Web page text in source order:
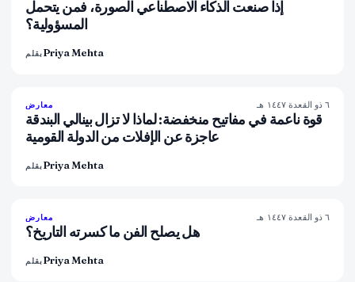
إذا صنعت الذكاء الاصطناعي الصورة، فمن يتحمل
المسؤولية؟
بقلمPriya Mehta
78% 88 معارض ٦ ذو القعدة ١٤٤٧ هـ
قوة ناعمة في مفاتيح منخفضة: لماذا لا تزال بينالي البندقة
عاجزة عن الإفلات من الدولة القومية
بقلمPriya Mehta
79% 56 معارض ٦ ذو القعدة ١٤٤٧ هـ
هل يصلح الفن ما كسرته التاريخ؟
بقلمPriya Mehta